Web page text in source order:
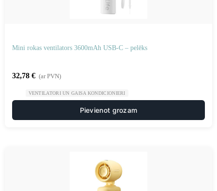
Mini rokas ventilators 3600mAh USB-C – pelēks
32,78 € (ar PVN)
VENTILATORI UN GAISA KONDICIONIERI
Pievienot grozam